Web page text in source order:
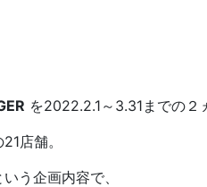
を2022.2.1～3.31までの２
店舗。
う企画内容で、